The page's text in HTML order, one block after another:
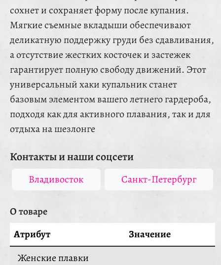
сохнет и сохраняет форму после купания.
Мягкие съемные вкладыши обеспечивают
деликатную поддержку груди без сдавливания,
а отсутствие жестких косточек и застежек
гарантирует полную свободу движений. Этот
универсальный хаки купальник станет
базовым элементом вашего летнего гардероба,
подходя как для активного плавания, так и для
отдыха на шезлонге
Контакты и наши соцсети
Владивосток Санкт-Петербург
О товаре
Атрибут
Значение
Женские плавки